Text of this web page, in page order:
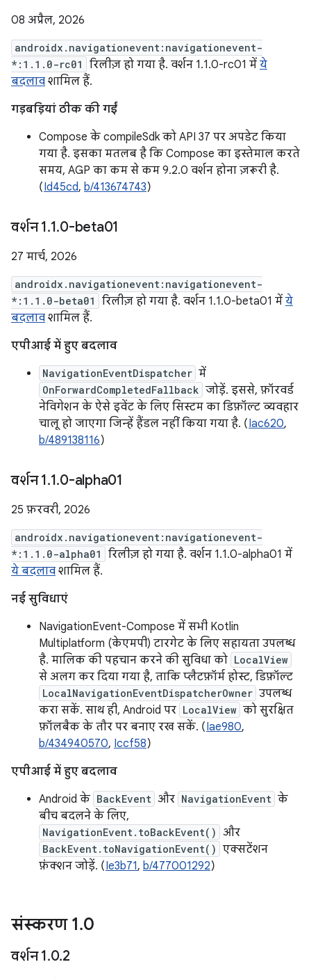
08 अप्रैल, 2026
androidx.navigationevent:navigationevent-
*:1.1.0-rc01
रिलीज़ हो गया है. वर्शन 1.1.0-rc01 में ये
बदलाव शामिल हैं.
गड़बड़ियां ठीक की गईं
Compose के compileSdk को API 37 पर अपडेट किया
गया है. इसका मतलब है कि Compose का इस्तेमाल करते
समय, AGP का कम से कम 9.2.0 वर्शन होना ज़रूरी है.
(Id45cd, b/413674743)
वर्शन 1.1.0-beta01
27 मार्च, 2026
androidx.navigationevent:navigationevent-
*:1.1.0-beta01
रिलीज़ हो गया है. वर्शन 1.1.0-beta01 में ये
बदलाव शामिल हैं.
एपीआई में हुए बदलाव
NavigationEventDispatcher में
OnForwardCompletedFallback जोड़ें. इससे, फ़ॉरवर्ड
नेविगेशन के ऐसे इवेंट के लिए सिस्टम का डिफ़ॉल्ट व्यवहार
चालू हो जाएगा जिन्हें हैंडल नहीं किया गया है. (Iac620,
b/489138116)
वर्शन 1.1.0-alpha01
25 फ़रवरी, 2026
androidx.navigationevent:navigationevent-
*:1.1.0-alpha01
रिलीज़ हो गया है. वर्शन 1.1.0-alpha01 में
ये बदलाव शामिल हैं.
नई सुविधाएं
NavigationEvent-Compose में सभी Kotlin
Multiplatform (केएमपी) टारगेट के लिए सहायता उपलब्ध
है. मालिक की पहचान करने की सुविधा को LocalView
से अलग कर दिया गया है, ताकि प्लैटफ़ॉर्म होस्ट, डिफ़ॉल्ट
LocalNavigationEventDispatcherOwner उपलब्ध
करा सकें. साथ ही, Android पर LocalView को सुरक्षित
फ़ॉलबैक के तौर पर बनाए रख सकें. (Iae980,
b/434940570, Iccf58)
एपीआई में हुए बदलाव
Android के BackEvent और NavigationEvent के
बीच बदलने के लिए,
NavigationEvent.toBackEvent() और
BackEvent.toNavigationEvent() एक्सटेंशन
फ़ंक्शन जोड़ें. (Ie3b71, b/477001292)
संस्करण 1.0
वर्शन 1.0.2